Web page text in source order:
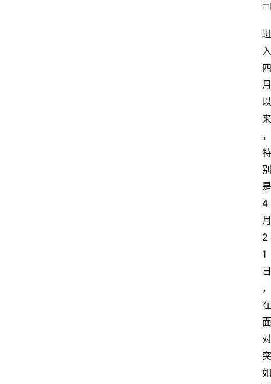
进
入
四
月
以
来
，
特
别
是
4
月
2
1
日
，
在
面
对
突
如